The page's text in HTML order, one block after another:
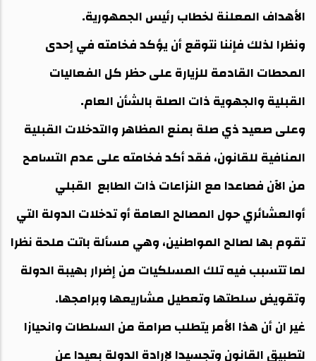
الأهداف المعلنة لخطاب رئيس الجمهورية.
ونظرا لذلك فإننا نتوقع أن يؤكد فخامته في إحدى
المحطات القادمة للزيارة على حظر كل الفعاليات
القبلية والجهوية ذات الصلة بالشأن العام.
وعلى صعيد ذي صلة بمنع المظاهر والتدخلات القبلية
المنافية للقانون، فقد أكد فخامته على عدم التسامح
من الآن فصاعدا مع النزاعات ذات الطابع القبلي
أوالعشائري حول المصالح العامة أو تدخلات الدولة التي
تقوم بها لصالح المواطنين، وهي مسألة باتت ملحة نظرا
لما تتسبب فيه تلك المسلكيات من إضرار بهيبة الدولة
وتقويض سلطتها وتعطيل مشاريعها وبرامجها.
غير ان أن هذا الأمر يتطلب صرامة من السلطات وانحيازا
لتطبيق القانون وتجسيدا لإرادة الدولة بعيدا عن